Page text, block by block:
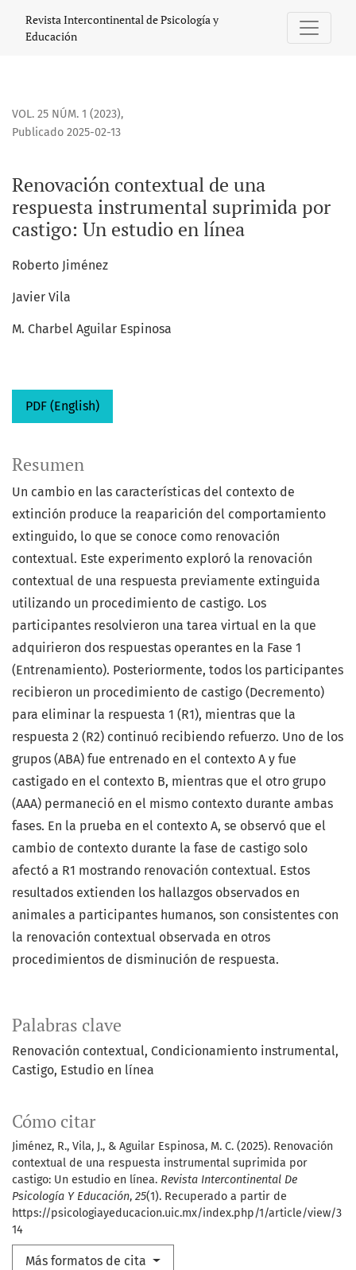
Renovación contextual de una respuesta instrumental
Revista Intercontinental de Psicología y
Educación
VOL. 25 NÚM. 1 (2023),
Renovación contextual de una
respuesta instrumental suprimida por
castigo: Un estudio en línea
Publicado 2025-02-13
Roberto Jiménez
Javier Vila
M. Charbel Aguilar Espinosa
PDF (English)
Palabras clave
Renovación contextual Condicionamiento instrumental
Castigo Estudio en línea
Cómo citar
Jiménez, R., Vila, J., & Aguilar Espinosa, M. C. (2025). Renovación
contextual de una respuesta instrumental suprimida por
castigo: Un estudio en línea. Revista Intercontinental De
Psicología Y Educación, 25(1). Recuperado a partir de
https://psicologiayeducacion.uic.mx/index.php/1/article/view/3
14
Más formatos de cita
Resumen
Un cambio en las características del contexto de
extinción produce la reaparición del comportamiento
extinguido, lo que se conoce como renovación
contextual. Este experimento exploró la renovación
contextual de una respuesta previamente extinguida
utilizando un procedimiento de castigo. Los
participantes resolvieron una tarea virtual en la que
adquirieron dos respuestas operantes en la Fase 1
(Entrenamiento). Posteriormente, todos los participantes
recibieron un procedimiento de castigo (Decremento)
para eliminar la respuesta 1 (R1), mientras que la
respuesta 2 (R2) continuó recibiendo refuerzo. Uno de los
grupos (ABA) fue entrenado en el contexto A y fue
castigado en el contexto B, mientras que el otro grupo
(AAA) permaneció en el mismo contexto durante ambas
fases. En la prueba en el contexto A, se observó que el
cambio de contexto durante la fase de castigo solo
afectó a R1 mostrando renovación contextual. Estos
resultados extienden los hallazgos observados en
animales a participantes humanos, son consistentes con
la renovación contextual observada en otros
procedimientos de disminución de respuesta.